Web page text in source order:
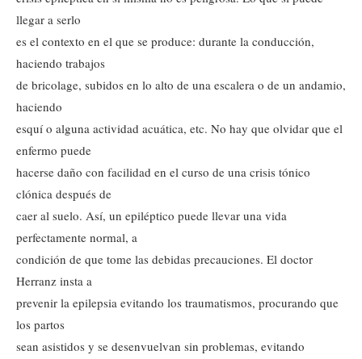
llegar a serlo
es el contexto en el que se produce: durante la conducción,
haciendo trabajos
de bricolage, subidos en lo alto de una escalera o de un andamio,
haciendo
esquí o alguna actividad acuática, etc. No hay que olvidar que el
enfermo puede
hacerse daño con facilidad en el curso de una crisis tónico
clónica después de
caer al suelo. Así, un epiléptico puede llevar una vida
perfectamente normal, a
condición de que tome las debidas precauciones. El doctor
Herranz insta a
prevenir la epilepsia evitando los traumatismos, procurando que
los partos
sean asistidos y se desenvuelvan sin problemas, evitando